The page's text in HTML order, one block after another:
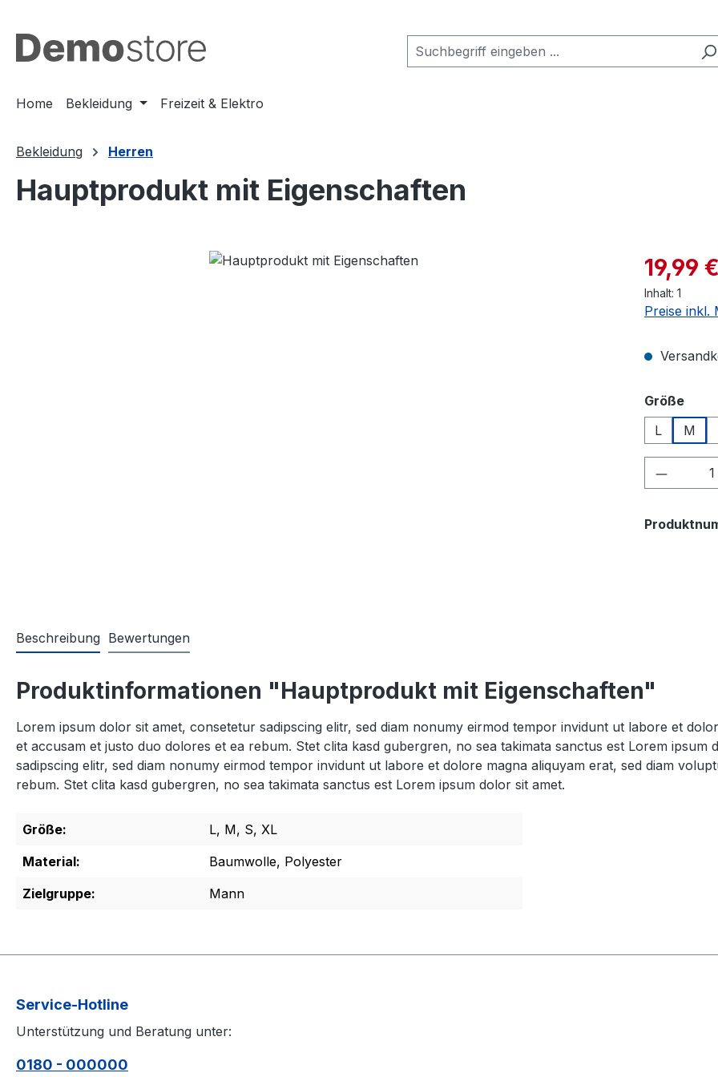
Home Bekleidung Freizeit & Elektro
Bekleidung Herren
Hauptprodukt mit Eigenschaften
19,99 €
Inhalt: 1
Preise inkl.
Größe
L
M
Beschreibung Bewertungen
Produktinformationen "Hauptprodukt mit Eigenschaften"
Lorem ipsum dolor sit amet, consetetur sadipscing elitr, sed diam nonumy eirmod tempor invidunt ut labore et
et accusam et justo duo dolores et ea rebum. Stet clita kasd gubergren, no sea takimata sanctus est Lorem
sadipscing elitr, sed diam nonumy eirmod tempor invidunt ut labore et dolore magna aliquyam erat, sed diam
rebum. Stet clita kasd gubergren, no sea takimata sanctus est Lorem ipsum dolor sit amet.
Größe:
L, M, S, XL
Material:
Baumwolle, Polyester
Zielgruppe:
Mann
Service-Hotline
Unterstützung und Beratung unter:
0180 - 000000